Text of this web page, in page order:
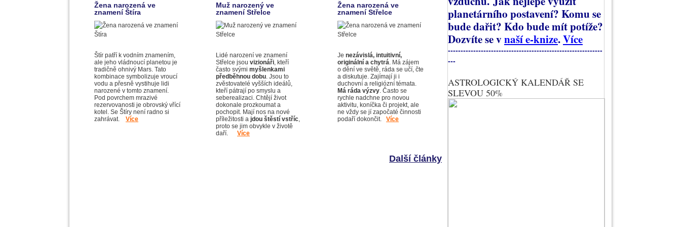
Žena narozená ve
znamení Štíra
Štír patří k vodním znamením,
ale jeho vládnoucí planetou je
tradičně ohnivý Mars. Tato
kombinace symbolizuje vroucí
vodu a přesně vystihuje lidi
narozené v tomto znamení.
Pod povrchem mrazivé
rezervovanosti je obrovský vřící
kotel. Se Štíry není radno si
zahrávat. Více
Muž narozený ve
znamení Střelce
Lidé narození ve znamení
Střelce jsou vizionáři, kteří
často svými myšlenkami
předběhnou dobu. Jsou to
zvěstovatelé vyšších ideálů,
kteří pátrají po smyslu a
seberealizaci. Chtějí život
dokonale prozkoumat a
pochopit. Mají nos na nové
příležitosti a jdou štěstí vstříc,
proto se jim obvykle v životě
daří. Více
Žena narozená ve
znamení Střelce
Je nezávislá, intuitivní,
originální a chytrá. Má zájem
o dění ve světě, ráda se učí, čte
a diskutuje. Zajímají ji i
duchovní a religiózní témata.
Má ráda výzvy. Často se
rychle nadchne pro novou
aktivitu, koníčka či projekt, ale
ne vždy se jí započaté činnosti
podaří dokončit. Více
Další články
planetárního postavení? Komu se
bude dařit? Kdo bude mít potíže?
Dozvíte se vnaší e-knize.Více
-------------------------------------------------------------
---
ASTROLOGICKÝ KALENDÁŘ SE
SLEVOU 50%